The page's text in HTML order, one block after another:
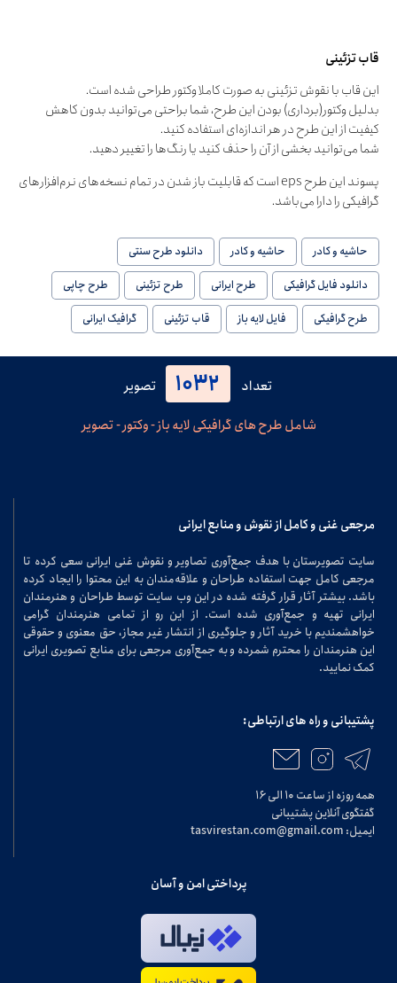
قاب تزئینی
این قاب با نقوش تزئینی به صورت کاملا وکتور طراحی شده است.
بدلیل وکتور(برداری) بودن این طرح، شما براحتی می‌توانید بدون کاهش
کیفیت از این طرح در هر اندازه‌ای استفاده کنید.
شما می‌توانید بخشی از آن را حذف کنید یا رنگ‌ها را تغییر دهید.
پسوند این طرح eps است که قابلیت باز شدن در تمام نسخه‌های نرم‌افزارهای
گرافیکی را دارا می‌باشد.
حاشیه و کادر حاشیه و کادر
دانلود طرح سنتی
دانلود فایل گرافیکی
طرح ایرانی طرح تزئینی
طرح چاپی
طرح گرافیکی
فایل لایه باز قاب تزئینی گرافیک ایرانی
تعداد 1032
تصویر
شامل طرح های گرافیکی لایه باز - وکتور - تصویر
مرجعی غنی و کامل از نقوش و منابع ایرانی
سایت تصویرستان با هدف جمع‌آوری تصاویر و نقوش غنی ایرانی سعی کرده تا
مرجعی کامل جهت استفاده طراحان و علاقه‌مندان به این محتوا را ایجاد کرده
باشد. بیشتر آثار قرار گرفته شده در این وب سایت توسط طراحان و هنرمندان
ایرانی تهیه و جمع‌آوری شده است. از این رو از تمامی هنرمندان گرامی
خواهشمندیم با خرید آثار و جلوگیری از انتشار غیر مجاز، حق معنوی و حقوقی
این هنرمندان را محترم شمرده و به جمع‌آوری مرجعی برای منابع تصویری ایرانی
کمک نمایید.
پشتیبانی و راه های ارتباطی:
همه روزه از ساعت ۱۰ الی ۱۶
گفتگوی آنلاین پشتیبانی
ایمیل: tasvirestan.com@gmail.com
پرداختی امن و آسان